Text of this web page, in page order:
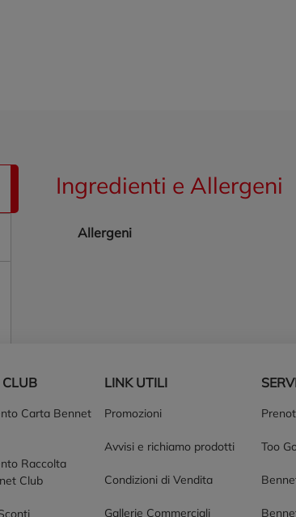
Ingredienti e Allergeni
Allergeni
CLUB
Carta Bennet
Raccolta
Club
LINK UTILI
Promozioni
Avvisi e richiamo prodotti
Condizioni di Vendita
Gallerie Commerciali
Too